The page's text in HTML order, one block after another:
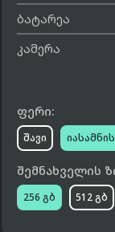
ბატარეა
კამერა
ფერი:
შავი
შემნახველის
256 გბ 512 გბ